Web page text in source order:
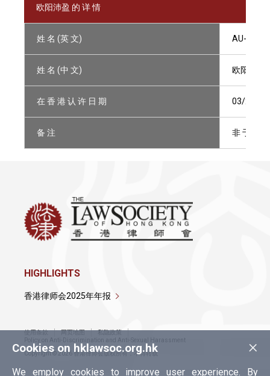
欧阳沛盈 的 详 情
姓 名 (英 文) AU-
姓 名 (中 文) 欧阳沛盈
在 香 港 认 许 日 期 03/2016
备 注 非 于 律
×
Cookies on hklawsoc.org.hk
We employ cookies to improve user experience. By
HIGHLIGHTS
香港律师会2025年年报
使用条款 网页地图
私隐政策
Policy on Anti-Discrimination and Anti-Sexual Harassment
Copyright © 2026 香港律师会版权所有，不得转载